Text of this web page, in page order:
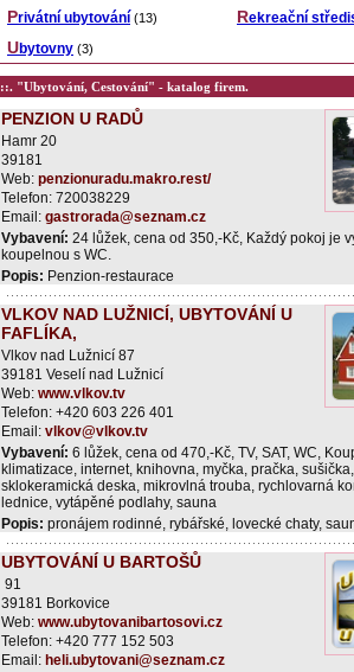
Privátní ubytování (13)
Rekreační
Ubytovny (3)
::. "Ubytování, Cestování" - katalog firem.
PENZION U RADŮ
Hamr 20
39181
Web: penzionuradu.makro.rest/
Telefon: 720038229
Email: gastrorada@seznam.cz
Vybavení: 24 lůžek, cena od 350,-Kč, Každý pokoj je
koupelnou s WC.
Popis: Penzion-restaurace
VLKOV NAD LUŽNICÍ, UBYTOVÁNÍ U
FAFLÍKA,
Vlkov nad Lužnicí 87
39181 Veselí nad Lužnicí
Web: www.vlkov.tv
Telefon: +420 603 226 401
Email: vlkov@vlkov.tv
Vybavení: 6 lůžek, cena od 470,-Kč, TV, SAT, WC,
klimatizace, internet, knihovna, myčka, pračka,
sklokeramická deska, mikrovlná trouba, rychlovarná
lednice, vytápěné podlahy, sauna
Popis: pronájem rodinné, rybářské, lovecké chaty,
UBYTOVÁNÍ U BARTOŠŮ
91
39181 Borkovice
Web: www.ubytovanibartosovi.cz
Telefon: +420 777 152 503
Email: heli.ubytovani@seznam.cz